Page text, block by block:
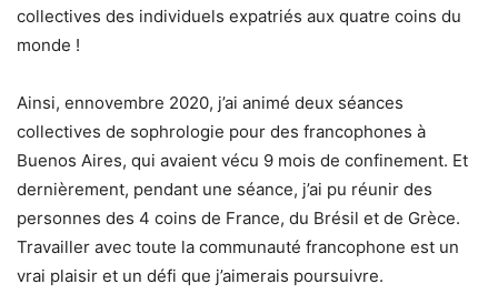
collectives des individuels expatriés aux quatre coins du
monde !
Ainsi, ennovembre 2020, j’ai animé deux séances
collectives de sophrologie pour des francophones à
Buenos Aires, qui avaient vécu 9 mois de confinement. Et
dernièrement, pendant une séance, j’ai pu réunir des
personnes des 4 coins de France, du Brésil et de Grèce.
Travailler avec toute la communauté francophone est un
vrai plaisir et un défi que j’aimerais poursuivre.